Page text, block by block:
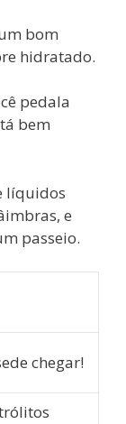
bom
hidratado.
pedala
bem
líquidos
e
passeio.
chegar!